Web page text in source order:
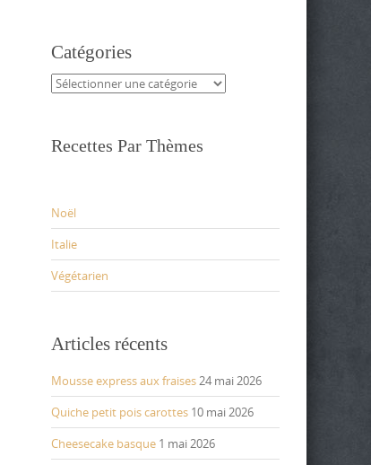
Catégories
Catégories
Recettes Par Thèmes
Noël
Italie
Végétarien
Articles récents
Mousse express aux fraises24 mai 2026
Quiche petit pois carottes 10 mai 2026
Cheesecake basque 1 mai 2026